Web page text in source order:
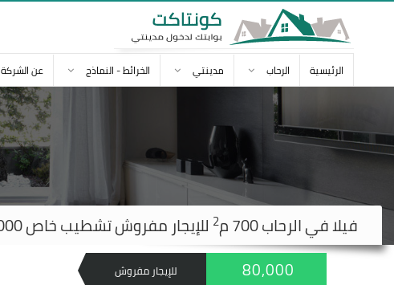
الرئيسية الرحاب مدينتي الخرائط - النماذج عن الشركة
فيلا فيالرحاب 2 للإيجار مفروش تشطيب خاص 80,000 ج
للإيجار مفروش 80,000